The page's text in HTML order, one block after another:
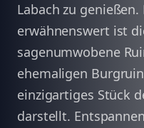
Labach zu genießen.
erwähnenswert ist
sagenumwobene
ehemaligen
einzigartiges Stück
darstellt.